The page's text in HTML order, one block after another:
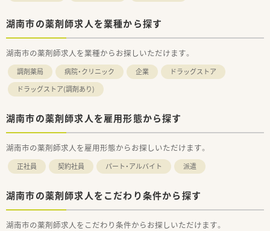
湖南市の薬剤師求人を業種から探す
湖南市の薬剤師求人を業種からお探しいただけます。
調剤薬局 病院・クリニック 企業
ドラッグストア
ドラッグストア(調剤あり)
湖南市の薬剤師求人を雇用形態から探す
湖南市の薬剤師求人を雇用形態からお探しいただけます。
正社員 契約社員 パート・アルバイト 派遣
湖南市の薬剤師求人をこだわり条件から探す
湖南市の薬剤師求人をこだわり条件からお探しいただけます。